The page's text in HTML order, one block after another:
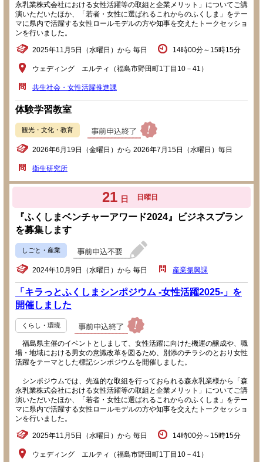
永乳業株式会社における女性活躍等の取組と企業メリット」についてご講
演いただいたほか、「若者・女性に選ばれるこれからのふくしま」をテー
マに県内で活躍する女性ロールモデルの方や知事を交えたトークセッショ
ンを行いました。
2025年11月5日（水曜日）から 毎日 14時00分～15時15分
ウェディング エルティ（福島市野田町1丁目10－41）
共生社会・女性活躍推進課
体験学習教室
観光・文化・教育
2026年6月19日（金曜日）から 2026年7月15日（水曜日）毎日
衛生研究所
21 日 日曜日
『ふくしまベンチャーアワード2024』ビジネスプラン
を募集します
しごと・産業
2024年10月9日（水曜日）から 毎日 産業振興課
「キラっとふくしまシンポジウム -女性活躍2025-」を
開催しました
くらし・環境
福島県主催のイベントとしまして、女性活躍に向けた機運の醸成や、職
場・地域における男女の意識改革を図るため、別添のチラシのとおり女性
活躍をテーマとした標記シンポジウムを開催しました。
シンポジウムでは、先進的な取組を行っておられる森永乳業様から「森
永乳業株式会社における女性活躍等の取組と企業メリット」についてご講
演いただいたほか、「若者・女性に選ばれるこれからのふくしま」をテー
マに県内で活躍する女性ロールモデルの方や知事を交えたトークセッショ
ンを行いました。
2025年11月5日（水曜日）から 毎日 14時00分～15時15分
ウェディング エルティ（福島市野田町1丁目10－41）